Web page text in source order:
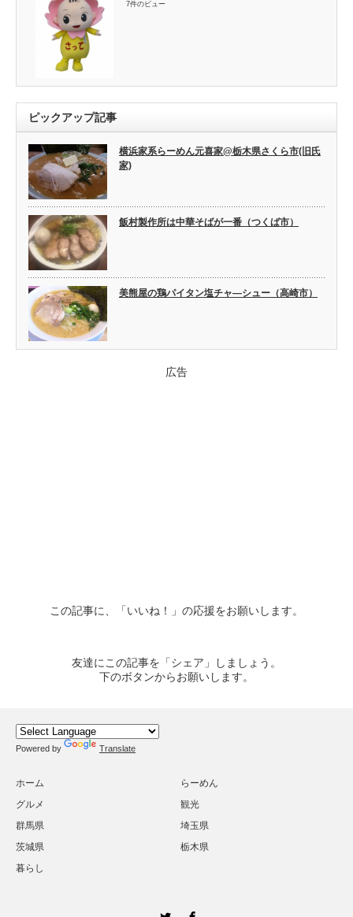
7件のビュー
ピックアップ記事
横浜家系らーめん元喜家@栃木県さくら市(旧氏
家)
飯村製作所は中華そばが一番（つくば市）
美熊屋の鶏パイタン塩チャ―シュー（高崎市）
広告
この記事に、「いいね！」の応援をお願いします。
友達にこの記事を「シェア」しましょう。
下のボタンからお願いします。
Powered by Translate
ホーム
らーめん
グルメ
観光
群馬県
埼玉県
茨城県
栃木県
暮らし